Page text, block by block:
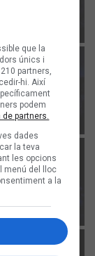
que la
únics i
partners,
hi. Així
podem
de partners.
dades
la teva
les opcions
menú del lloc
a la